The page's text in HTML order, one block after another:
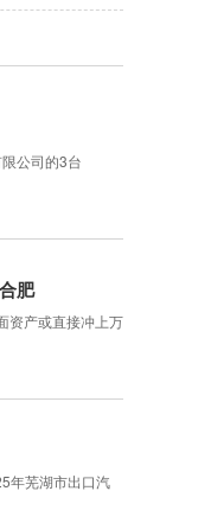
公司的3台
肥
资产或直接冲上万
年芜湖市出口汽